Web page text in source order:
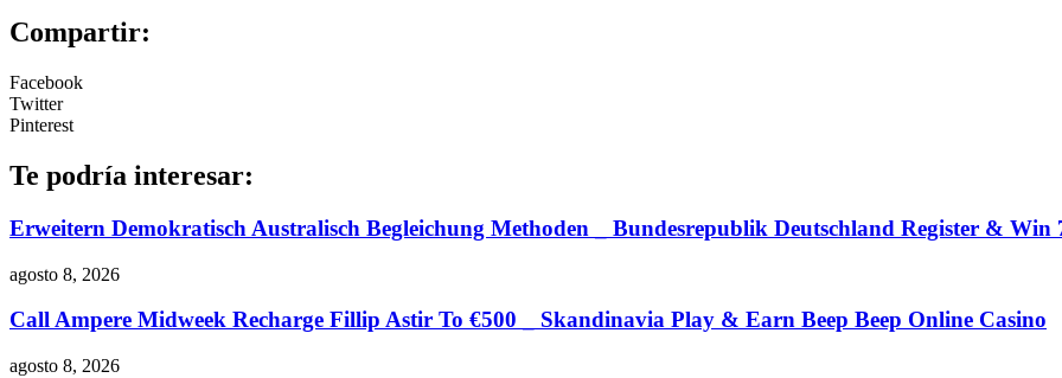
Compartir:
Facebook
Twitter
Pinterest
Te podría interesar:
Erweitern Demokratisch Australisch Begleichung Methoden _ Bundesrepublik Deutschland Register & Win
agosto 8, 2026
Call Ampere Midweek Recharge Fillip Astir To €500 _ Skandinavia Play & Earn Beep Beep Online Casino
agosto 8, 2026